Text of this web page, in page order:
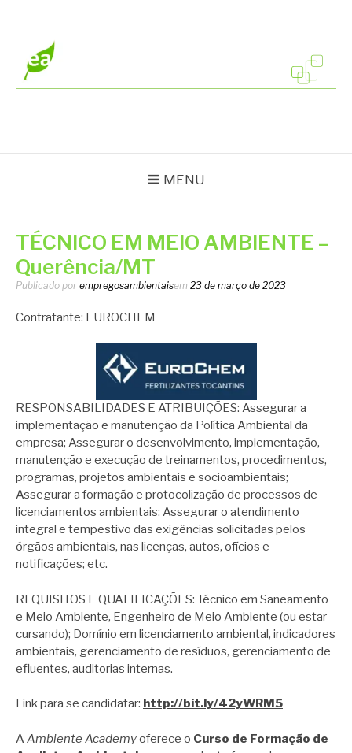
conteúdo
MENU
TÉCNICO EM MEIO AMBIENTE –
Querência/MT
Publicado por empregosambientaisem 23 de março de 2023
Contratante: EUROCHEM
RESPONSABILIDADES E ATRIBUIÇÕES: Assegurar a
implementação e manutenção da Política Ambiental da
empresa; Assegurar o desenvolvimento, implementação,
manutenção e execução de treinamentos, procedimentos,
programas, projetos ambientais e socioambientais;
Assegurar a formação e protocolização de processos de
licenciamentos ambientais; Assegurar o atendimento
integral e tempestivo das exigências solicitadas pelos
órgãos ambientais, nas licenças, autos, ofícios e
notificações; etc.
REQUISITOS E QUALIFICAÇÕES: Técnico em Saneamento
e Meio Ambiente, Engenheiro de Meio Ambiente (ou estar
cursando); Domínio em licenciamento ambiental, indicadores
ambientais, gerenciamento de resíduos, gerenciamento de
efluentes, auditorias internas.
Link para se candidatar: http://bit.ly/42yWRM5
AAmbiente Academyoferece o Curso de Formação de